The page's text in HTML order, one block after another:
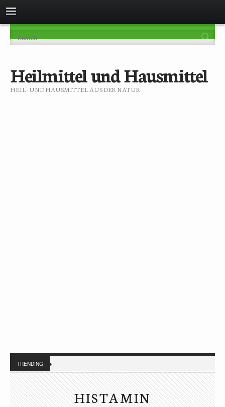
Heilmittel und Hausmittel
HEIL- UND HAUSMITTEL AUS DER NATUR
TRENDING
HISTAMIN